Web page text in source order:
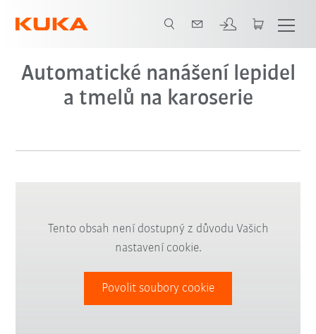
Automatické nanášení lepidel
a tmelů na karoserie
Tento obsah není dostupný z důvodu Vašich
nastavení cookie.
Povolit soubory cookie